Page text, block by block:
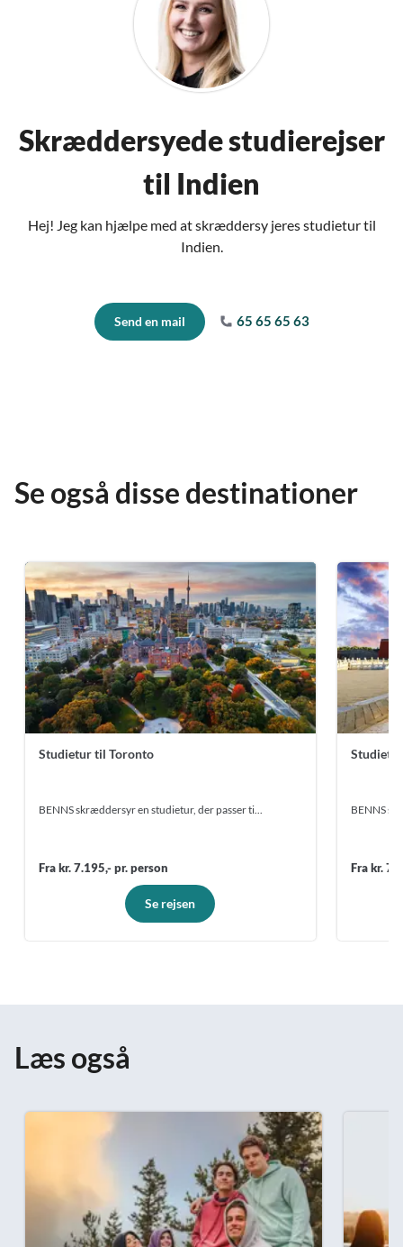
Skræddersyede studierejser
til Indien
Hej! Jeg kan hjælpe med at skræddersy jeres studietur til
Indien.
Send en mail 65 65 65 63
Se også disse destinationer
Studietur til Toronto
BENNS skræddersyr en studietur, der passer ti...
Fra kr. 7.195,- pr. person
Se rejsen
BENNS
Fra kr.
Læs også